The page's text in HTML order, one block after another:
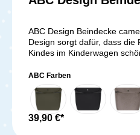
ABC Design Beindecke
Design sorgt dafür, dass
Kindes im Kinderwagen
der Beindecke vor jeder
Befestigung erfolgt mit
Schutzbügel deines ABC
der Beindecke befindet sich
welchem du sie um 10 cm
ABC Farben
39,90 €*